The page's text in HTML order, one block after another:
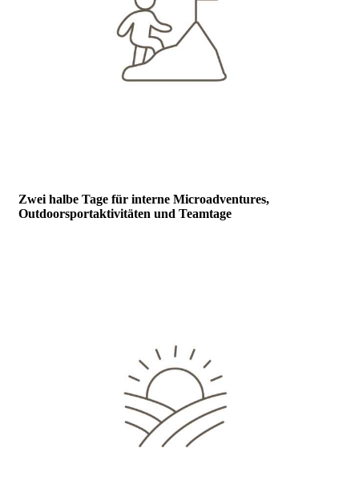
Zwei halbe Tage für interne Microadventures,
Outdoorsportaktivitäten und Teamtage